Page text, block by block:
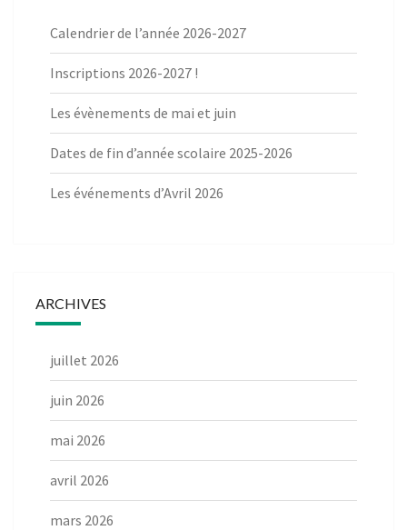
Calendrier de l’année 2026-2027
Inscriptions 2026-2027 !
Les évènements de mai et juin
Dates de fin d’année scolaire 2025-2026
Les événements d’Avril 2026
ARCHIVES
juillet 2026
juin 2026
mai 2026
avril 2026
mars 2026